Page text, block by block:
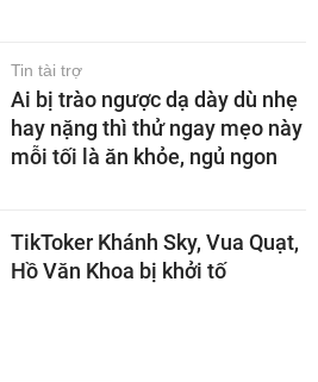
Tin tài trợ
Ai bị trào ngược dạ dày dù nhẹ
hay nặng thì thử ngay mẹo này
mỗi tối là ăn khỏe, ngủ ngon
TikToker Khánh Sky, Vua Quạt,
Hồ Văn Khoa bị khởi tố